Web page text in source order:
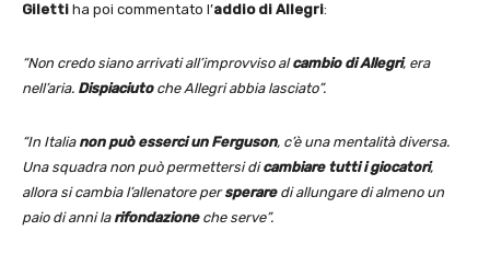
Giletti ha poi commentato l’addio di Allegri:
“Non credo siano arrivati all’improvviso alcambio di Allegri, era
nell’aria. Dispiaciutoche Allegri abbia lasciato”.
“In Italia non può esserci un Ferguson, c’è una mentalità diversa.
Una squadra non può permettersi dicambiare tutti i giocatori,
allora si cambia l’allenatore persperaredi allungare di almeno un
paio di anni la rifondazioneche serve”.